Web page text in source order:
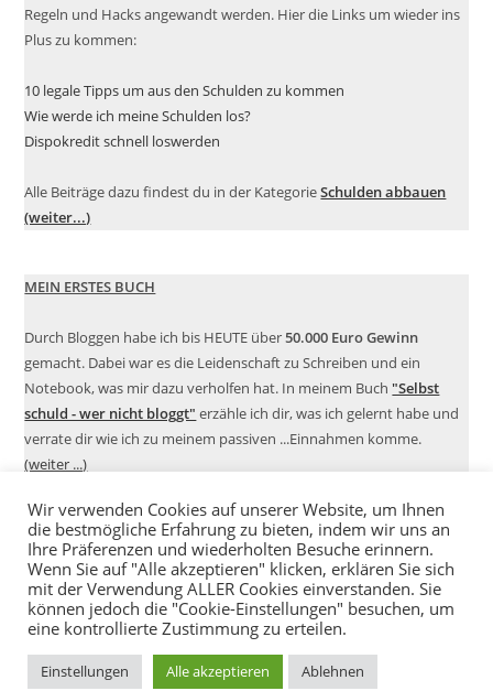
Regeln und Hacks angewandt werden. Hier die Links um wieder ins
Plus zu kommen:
10 legale Tipps um aus den Schulden zu kommen
Wie werde ich meine Schulden los?
Dispokredit schnell loswerden
Alle Beiträge dazu findest du in der KategorieSchulden abbauen
(weiter...)
MEIN ERSTES BUCH
Durch Bloggen habe ich bis HEUTE über50.000 Euro Gewinn
gemacht. Dabei war es die Leidenschaft zu Schreiben und ein
Notebook, was mir dazu verholfen hat. In meinem Buch "Selbst
schuld - wer nicht bloggt" erzähle ich dir, was ich gelernt habe und
verrate dir wie ich zu meinem passiven ...Einnahmen komme.
(weiter ...)
Wir verwenden Cookies auf unserer Website, um Ihnen
die bestmögliche Erfahrung zu bieten, indem wir uns an
Ihre Präferenzen und wiederholten Besuche erinnern.
Wenn Sie auf "Alle akzeptieren" klicken, erklären Sie sich
mit der Verwendung ALLER Cookies einverstanden. Sie
können jedoch die "Cookie-Einstellungen" besuchen, um
eine kontrollierte Zustimmung zu erteilen.
Einstellungen Alle akzeptieren Ablehnen